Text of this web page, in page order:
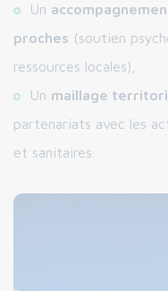
Un
proches (soutien
ressources locales),
Un maillage
partenariats avec les
et sanitaires.